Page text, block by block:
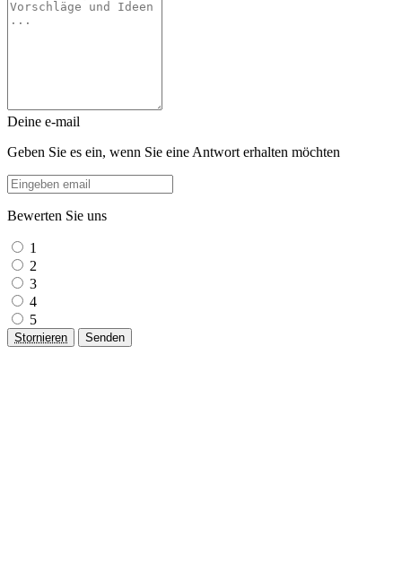
Deine e-mail
Geben Sie es ein, wenn Sie eine Antwort erhalten möchten
Bewerten Sie uns
1
2
3
4
5
Stornieren Senden